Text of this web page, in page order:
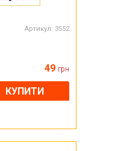
Артикул: 3552
49 грн
КУПИТИ